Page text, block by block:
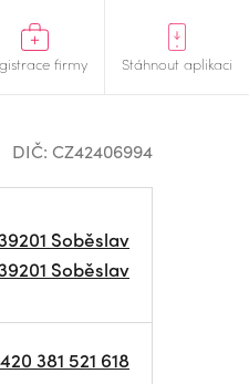
firmy Stáhnout aplikaci
DIČ: CZ42406994
Soběslav
Soběslav
381 521 618